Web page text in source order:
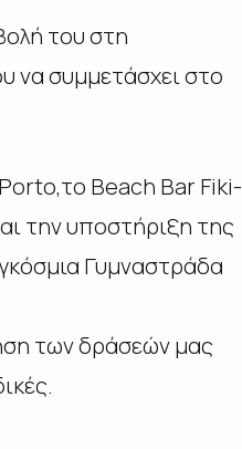
του στη
να συμμετάσχει στο
Beach Bar Fiki-
την υποστήριξη της
Γυμναστράδα
των δράσεών μας